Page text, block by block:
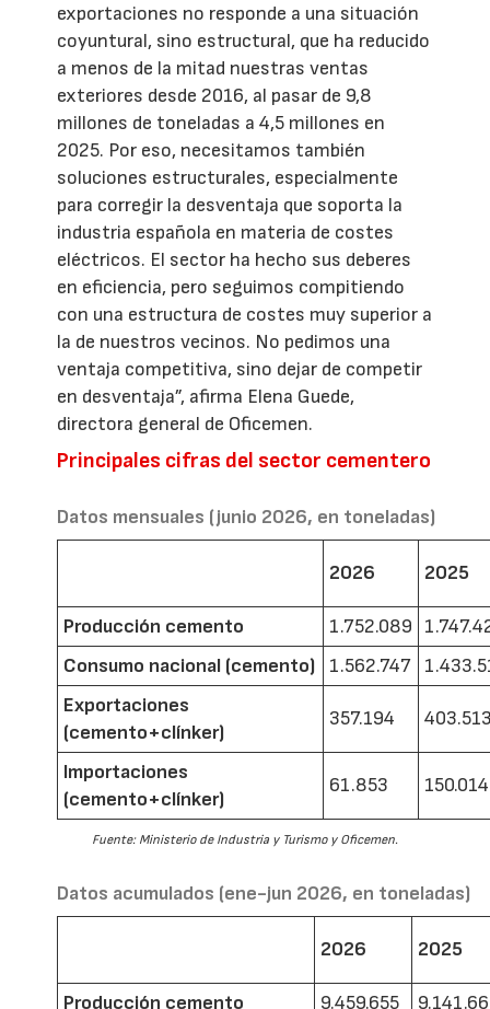
exportaciones no responde a una situación
coyuntural, sino estructural, que ha reducido
a menos de la mitad nuestras ventas
exteriores desde 2016, al pasar de 9,8
millones de toneladas a 4,5 millones en
2025. Por eso, necesitamos también
soluciones estructurales, especialmente
para corregir la desventaja que soporta la
industria española en materia de costes
eléctricos. El sector ha hecho sus deberes
en eficiencia, pero seguimos compitiendo
con una estructura de costes muy superior a
la de nuestros vecinos. No pedimos una
ventaja competitiva, sino dejar de competir
en desventaja”, afirma Elena Guede,
directora general de Oficemen.
Principales cifras del sector cementero
Datos mensuales (junio 2026, en toneladas)
2026 2025
Producción cemento 1.752.089
Consumo nacional (cemento)
1.562.747
Exportaciones
(cemento+clínker)
357.194
Importaciones
(cemento+clínker)
61.853 150.014
Fuente: Ministerio de Industria y Turismo y Oficemen.
Datos acumulados (ene-jun 2026, en toneladas)
2026 2025
Producción cemento 9.459.655